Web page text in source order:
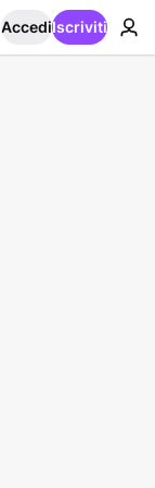
AccediIscriviti